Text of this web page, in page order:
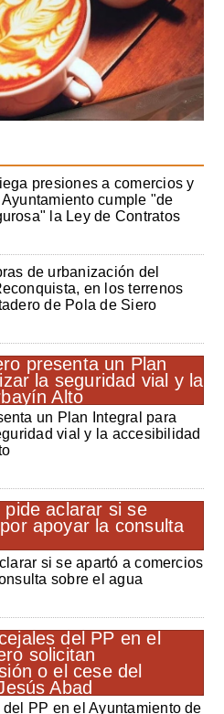
presiones a comercios y
cumple "de
la Ley de Contratos
de urbanización del
en los terrenos
de Pola de Siero
un Plan Integral para
vial y la accesibilidad
si se apartó a comercios
sobre el agua
PP en el Ayuntamiento de